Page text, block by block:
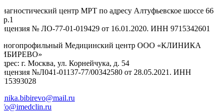
центр МРТ по адресу Алтуфьевское шоссе 66
№ ЛО-77-01-019429 от 16.01.2020. ИНН 9715342601
Медицинский центр ООО «КЛИНИКА
г. Москва, ул. Корнейчука, д. 54
№Л041-01137-77/00342580 от 28.05.2021. ИНН